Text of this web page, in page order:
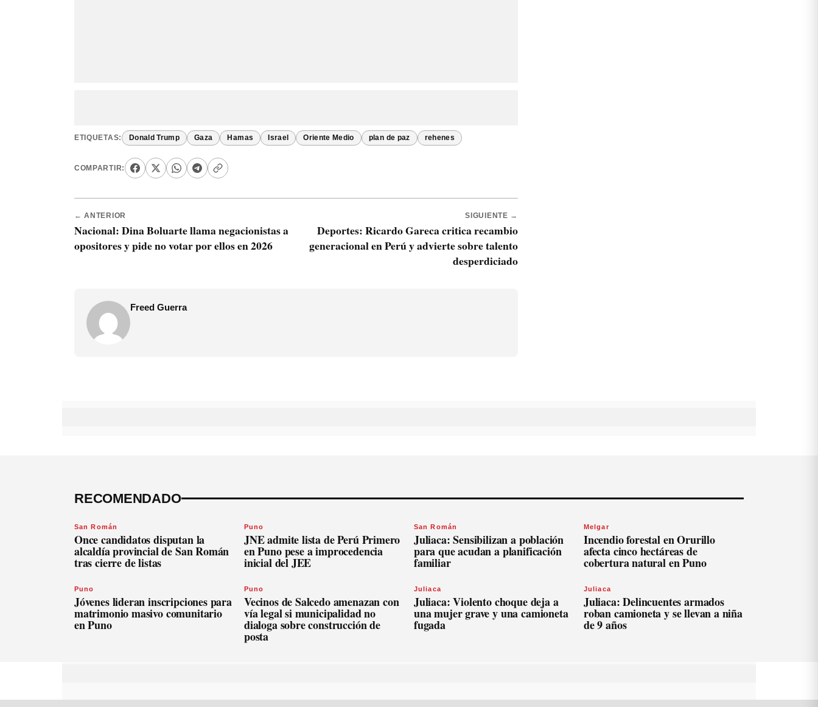
ETIQUETAS: Donald Trump Gaza Hamas Israel Oriente Medio plan de paz rehenes
COMPARTIR:
← ANTERIOR
Nacional: Dina Boluarte llama negacionistas a
opositores y pide no votar por ellos en 2026
SIGUIENTE →
Deportes: Ricardo Gareca critica recambio
generacional en Perú y advierte sobre talento
desperdiciado
Freed Guerra
RECOMENDADO
San Román
Once candidatos disputan la
alcaldía provincial de San Román
tras cierre de listas
Puno
JNE admite lista de Perú Primero
en Puno pese a improcedencia
inicial del JEE
San Román
Juliaca: Sensibilizan a población
para que acudan a planificación
familiar
Melgar
Incendio forestal en Orurillo
afecta cinco hectáreas de
cobertura natural en Puno
Puno
Jóvenes lideran inscripciones para
matrimonio masivo comunitario
en Puno
Puno
Vecinos de Salcedo amenazan con
vía legal si municipalidad no
dialoga sobre construcción de
posta
Juliaca
Juliaca: Violento choque deja a
una mujer grave y una camioneta
fugada
Juliaca
Juliaca: Delincuentes armados
roban camioneta y se llevan a niña
de 9 años